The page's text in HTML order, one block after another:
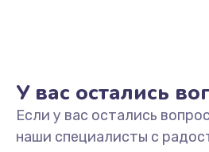
У вас остались
Если у вас остались
наши специалисты с